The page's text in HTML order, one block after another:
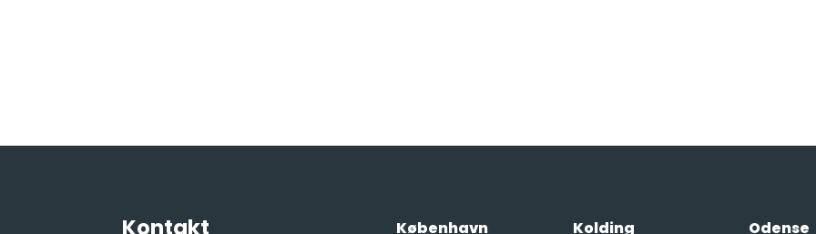
Kontakt København Kolding Odense